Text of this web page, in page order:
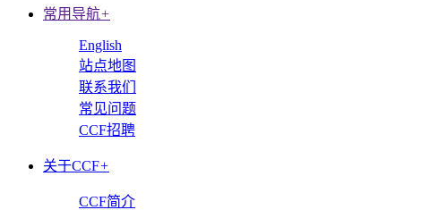
常用导航+
English
站点地图
联系我们
常见问题
CCF招聘
关于CCF+
CCF简介